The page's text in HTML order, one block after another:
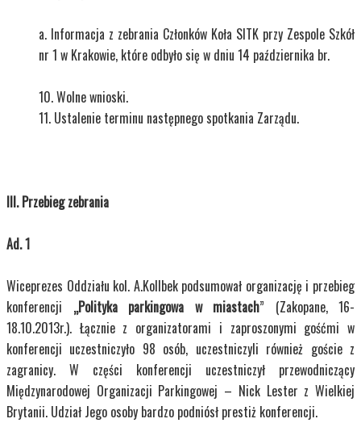
Informacja z zebrania Członków Koła SITK przy Zespole Szkół
nr 1 w Krakowie, które odbyło się w dniu 14 października br.
Wolne wnioski.
Ustalenie terminu następnego spotkania Zarządu.
III. Przebieg zebrania
Ad. 1
Wiceprezes Oddziału kol. A.Kollbek podsumował organizację i przebieg
konferencji „Polityka parkingowa w miastach” (Zakopane, 16-
18.10.2013r.). Łącznie z organizatorami i zaproszonymi gośćmi w
konferencji uczestniczyło 98 osób, uczestniczyli również goście z
zagranicy. W części konferencji uczestniczył przewodniczący
Międzynarodowej Organizacji Parkingowej – Nick Lester z Wielkiej
Brytanii. Udział Jego osoby bardzo podniósł prestiż konferencji.